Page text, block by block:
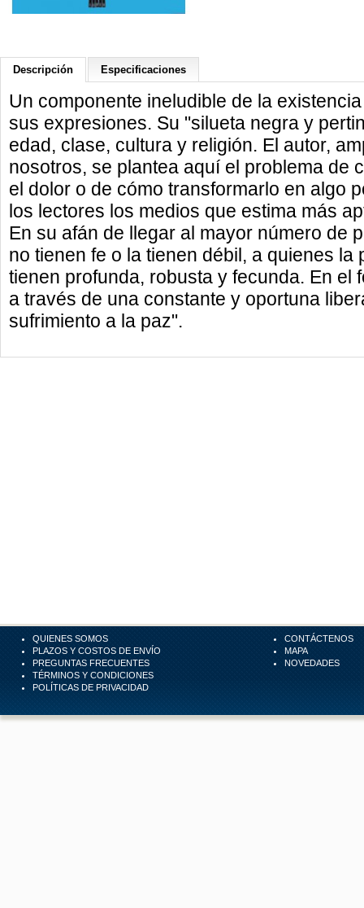
Descripción Especificaciones
Un componente ineludible de la
sus expresiones. Su "silueta negra y
edad, clase, cultura y religión. El autor,
nosotros, se plantea aquí el problema de
el dolor o de cómo transformarlo en algo
los lectores los medios que estima más
En su afán de llegar al mayor número de
no tienen fe o la tienen débil, a quienes la
tienen profunda, robusta y fecunda. En el
a través de una constante y oportuna
sufrimiento a la paz".
QUIENES SOMOS
PLAZOS Y COSTOS DE ENVÍO
PREGUNTAS FRECUENTES
TÉRMINOS Y CONDICIONES
POLÍTICAS DE PRIVACIDAD
CONTÁCTENOS
MAPA
NOVEDADES